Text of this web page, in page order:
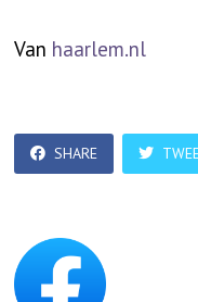
Van haarlem.nl
SHARE